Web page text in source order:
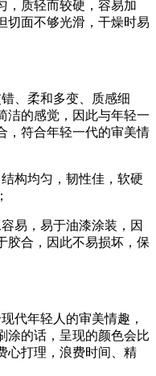
，质轻而较硬，容易加
切面不够光滑，干燥时易
、柔和多变、质感细
洁的感觉，因此与年轻一
，符合年轻一代的审美情
构均匀，韧性佳，软硬
易，易于油漆涂装，因
胶合，因此不易损坏，保
代年轻人的审美情趣，
涂的话，呈现的颜色会比
心打理，浪费时间、精